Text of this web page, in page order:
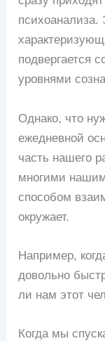
психоанализа.
подвергается
уровнями
Однако, что
ежедневной
часть нашего
многими
способом
окружает.
Например,
довольно
ли нам этот
Когда мы